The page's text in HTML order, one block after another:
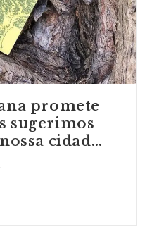
promete
sugerimos
cidad…